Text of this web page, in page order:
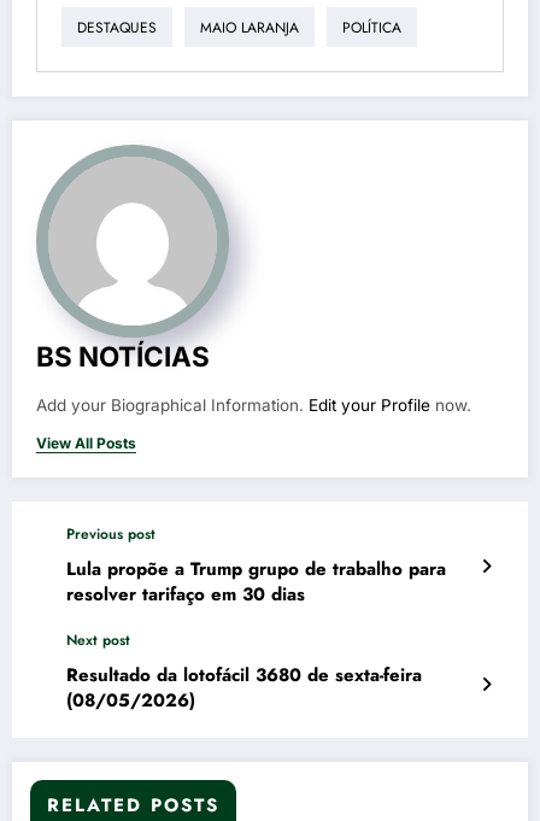
DESTAQUES MAIO LARANJA POLÍTICA
BS NOTÍCIAS
Add your Biographical Information. Edit your Profile now.
View All Posts
Previous post
Lula propõe a Trump grupo de trabalho para
resolver tarifaço em 30 dias
Next post
Resultado da lotofácil 3680 de sexta-feira
(08/05/2026)
RELATED POSTS